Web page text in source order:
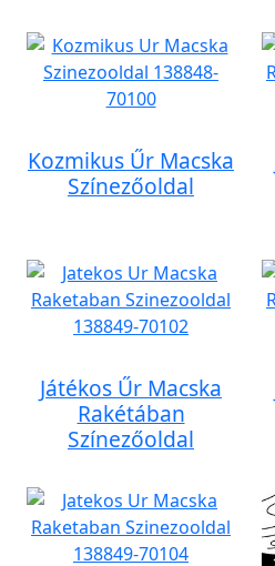
Kozmikus Űr Macska
Színezőoldal
Játékos Űr Macska
Rakétában
Színezőoldal